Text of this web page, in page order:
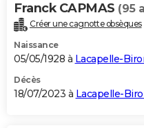
Franck CAPMAS (95
Créer une cagnotte obsèques
Naissance
05/05/1928 à Lacapelle-
Décès
18/07/2023 à Lacapelle-